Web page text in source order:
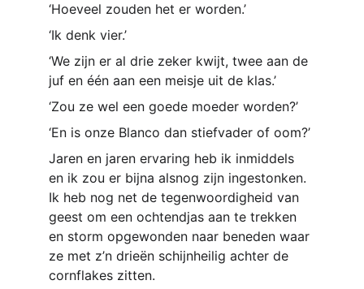
‘Hoeveel zouden het er worden.’
‘Ik denk vier.’
‘We zijn er al drie zeker kwijt, twee aan de
juf en één aan een meisje uit de klas.’
‘Zou ze wel een goede moeder worden?’
‘En is onze Blanco dan stiefvader of oom?’
Jaren en jaren ervaring heb ik inmiddels
en ik zou er bijna alsnog zijn ingestonken.
Ik heb nog net de tegenwoordigheid van
geest om een ochtendjas aan te trekken
en storm opgewonden naar beneden waar
ze met z’n drieën schijnheilig achter de
cornflakes zitten.